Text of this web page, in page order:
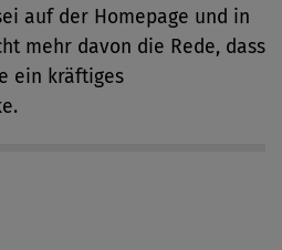
auf der Homepage und in
mehr davon die Rede, dass
ein kräftiges